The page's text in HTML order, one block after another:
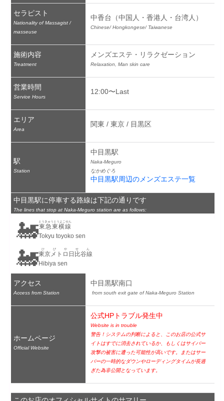
セラピスト
Nationality of Massagist /
masseuse
中香台（中国人・香港人・台湾人）
Chinese/ Hongkongese/ Taiwanese
施術内容
Treatment
メンズエステ・リラクゼーション
Relaxation, Man skin care
営業時間
Service Hours
12:00〜Last
エリア
Area
関東 / 東京 / 目黒区
駅
Station
中目黒駅
Naka-Meguro
なかめぐろ
中目黒駅周辺のメンズエステ一覧
中目黒駅に停車する路線は下記の通りです
The lines that stop at Naka-Meguro station are as follows:
🚂東急東横線
とうきゅうとうよこせん
Tokyu toyoko sen
🚂東京メトロ日比谷線
ひびやせん
Hibiya sen
アクセス
Access from Station
中目黒駅南口
from south exit gate of Naka-Meguro Station
ホームページ
Official Website
公式HPトラブル発生中
Website is in trouble
警告！システムの判断によると、このお店の公式サ
イトはすでに消去されているか、もしくはサイバー
攻撃の被害に遭った可能性が高いです。またはサー
バーの一時的なダウンやローディングタイムが長過
ぎた為非公開となっています。